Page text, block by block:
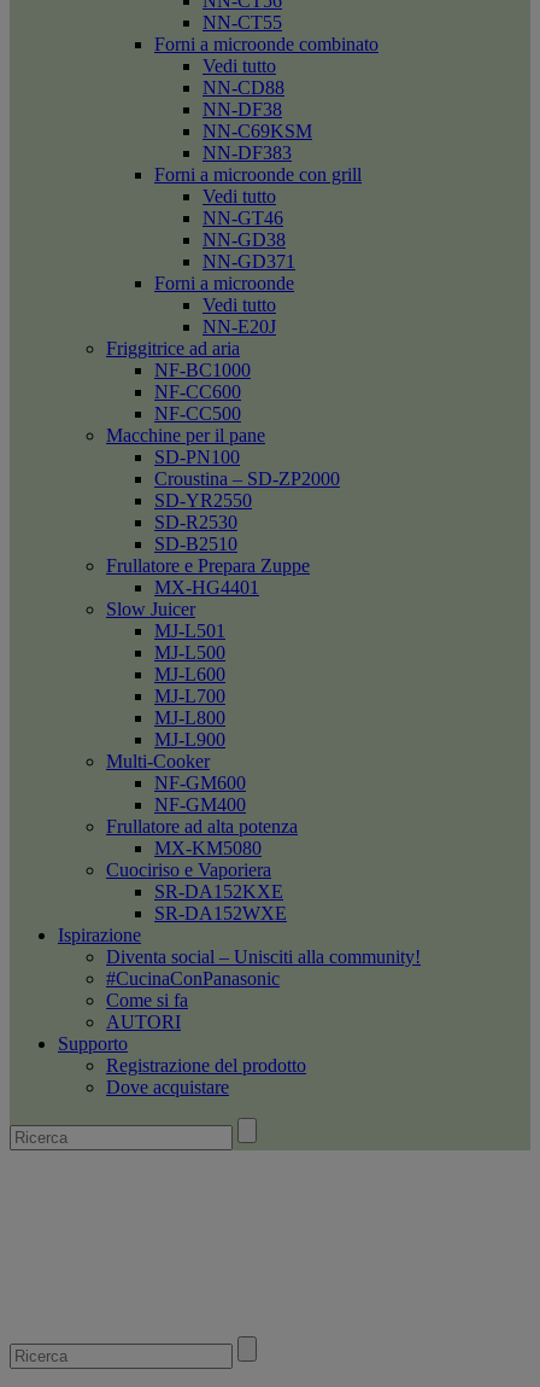
NN-CT55
Forni a microonde combinato
Vedi tutto
NN-CD88
NN-DF38
NN-C69KSM
NN-DF383
Forni a microonde con grill
Vedi tutto
NN-GT46
NN-GD38
NN-GD371
Forni a microonde
Vedi tutto
NN-E20J
Friggitrice ad aria
NF-BC1000
NF-CC600
NF-CC500
Macchine per il pane
SD-PN100
Croustina – SD-ZP2000
SD-YR2550
SD-R2530
SD-B2510
Frullatore e Prepara Zuppe
MX-HG4401
Slow Juicer
MJ-L501
MJ-L500
MJ-L600
MJ-L700
MJ-L800
MJ-L900
Multi-Cooker
NF-GM600
NF-GM400
Frullatore ad alta potenza
MX-KM5080
Cuociriso e Vaporiera
SR-DA152KXE
SR-DA152WXE
Ispirazione
Diventa social – Unisciti alla community!
#CucinaConPanasonic
Come si fa
AUTORI
Supporto
Registrazione del prodotto
Dove acquistare